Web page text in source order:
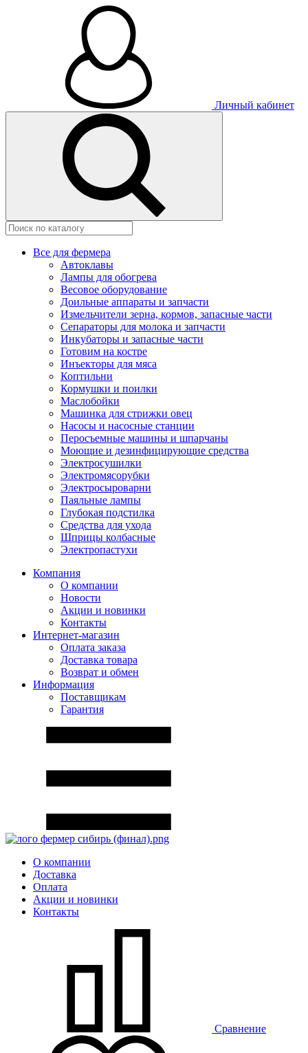
Личный кабинет
Все для фермера
Автоклавы
Лампы для обогрева
Весовое оборудование
Доильные аппараты и запчасти
Измельчители зерна, кормов, запасные части
Сепараторы для молока и запчасти
Инкубаторы и запасные части
Готовим на костре
Инъекторы для мяса
Коптильни
Кормушки и поилки
Маслобойки
Машинка для стрижки овец
Насосы и насосные станции
Перосъемные машины и шпарчаны
Моющие и дезинфицирующие средства
Электросушилки
Электромясорубки
Электросыроварни
Паяльные лампы
Глубокая подстилка
Средства для ухода
Шприцы колбасные
Электропастухи
Компания
О компании
Новости
Акции и новинки
Контакты
Интернет-магазин
Оплата заказа
Доставка товара
Возврат и обмен
Информация
Поставщикам
Гарантия
О компании
Доставка
Оплата
Акции и новинки
Контакты
Сравнение